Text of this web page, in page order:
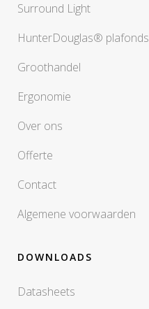
Surround Light
HunterDouglas® plafonds
Groothandel
Ergonomie
Over ons
Offerte
Contact
Algemene voorwaarden
DOWNLOADS
Datasheets